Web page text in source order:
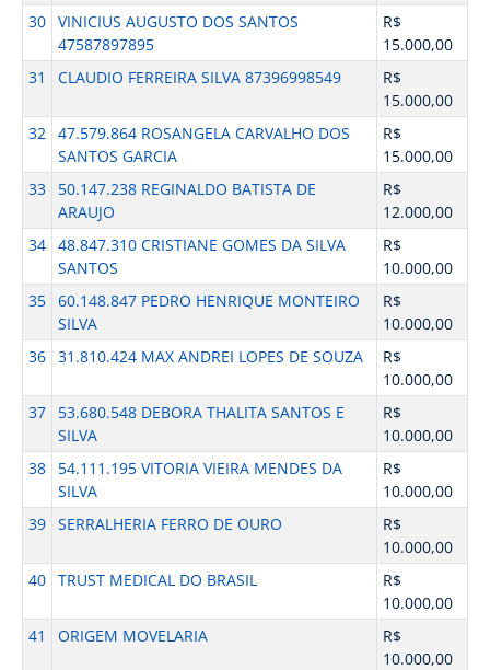
30 VINICIUS AUGUSTO DOS SANTOS
47587897895
R$
15.000,00
31
CLAUDIO FERREIRA SILVA 87396998549
R$
15.000,00
32 47.579.864 ROSANGELA CARVALHO DOS
SANTOS GARCIA
R$
15.000,00
33
50.147.238 REGINALDO BATISTA DE
ARAUJO
R$
12.000,00
34 48.847.310 CRISTIANE GOMES DA SILVA
SANTOS
R$
10.000,00
35 60.148.847 PEDRO HENRIQUE MONTEIRO
SILVA
R$
10.000,00
36 31.810.424 MAX ANDREI LOPES DE SOUZA
R$
10.000,00
37
53.680.548 DEBORA THALITA SANTOS E
SILVA
R$
10.000,00
38
54.111.195 VITORIA VIEIRA MENDES DA
SILVA
R$
10.000,00
39 SERRALHERIA FERRO DE OURO
R$
10.000,00
40 TRUST MEDICAL DO BRASIL
R$
10.000,00
41
ORIGEM MOVELARIA
R$
10.000,00